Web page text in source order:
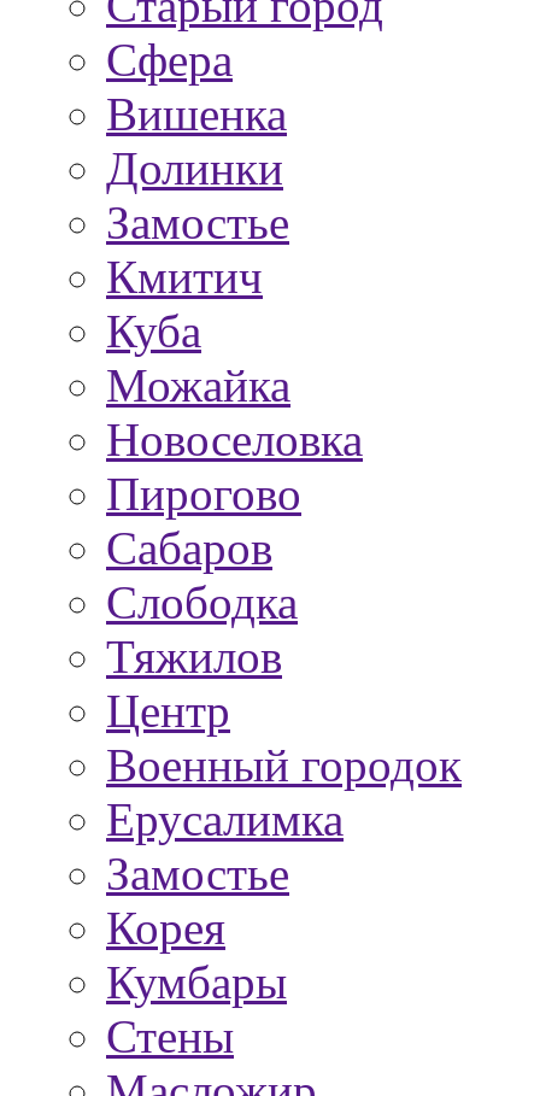
Сфера
Вишенка
Долинки
Замостье
Кмитич
Куба
Можайка
Новоселовка
Пирогово
Сабаров
Слободка
Тяжилов
Центр
Военный городок
Ерусалимка
Замостье
Корея
Кумбары
Стены